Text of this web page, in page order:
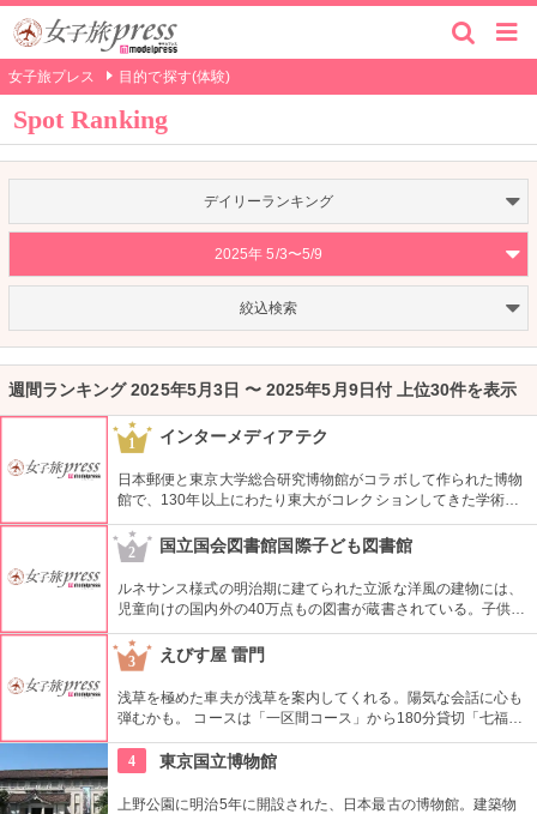
女子旅プレス 目的で探す(体験)
Spot Ranking
デイリーランキング
2025年 5/3〜5/9
絞込検索
週間ランキング 2025年5月3日 〜 2025年5月9日付 上位30件を表示
1 インターメディアテク
日本郵便と東京大学総合研究博物館がコラボして作られた博物
館で、130年以上にわたり東大がコレクションしてきた学術コ
レクションの他にも弥生時代の土器など歴史的標本も展示され
ている。
2 国立国会図書館国際子ども図書館
ルネサンス様式の明治期に建てられた立派な洋風の建物には、
児童向けの国内外の40万点もの図書が蔵書されている。子供だ
けでなく大人も十分楽しめるので、たまにはインテリに図書館
でゆっくり過ごしてみては。
3 えびす屋 雷門
浅草を極めた車夫が浅草を案内してくれる。陽気な会話に心も
弾むかも。 コースは「一区間コース」から180分貸切「七福神
巡り」まで6種類あり。結婚式、イベント・出張での利用も大
好評だとか。
4 東京国立博物館
上野公園に明治5年に開設された、日本最古の博物館。建築物